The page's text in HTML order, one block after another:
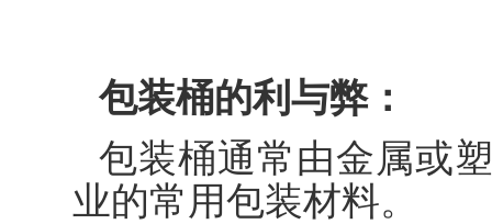
包装桶的利与弊：
包装桶通常由金属或
业的常用包装材料。